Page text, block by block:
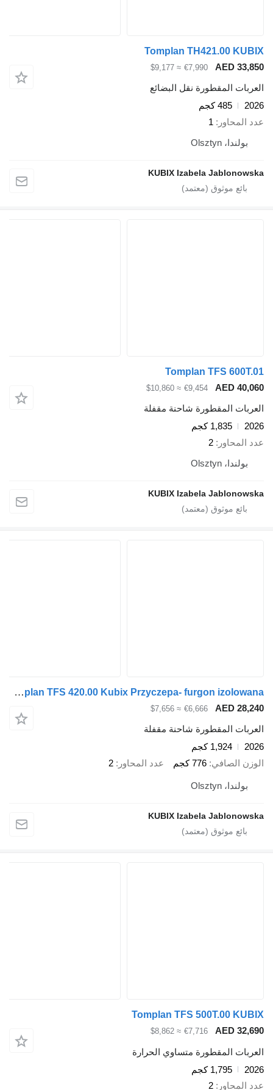
Tomplan TH421.00 KUBIX
AED 33,850
€7,990
≈ $9,177
العربات المقطورة نقل البضائع
2026
485 كجم
عدد المحاور
1
بولندا، Olsztyn
KUBIX Izabela Jablonowska
Tomplan TFS 600T.01
AED 40,060
€9,454
≈ $10,860
العربات المقطورة شاحنة مقفلة
2026
1,835 كجم
عدد المحاور
2
بولندا، Olsztyn
KUBIX Izabela Jablonowska
Tomplan TFS 420.00 Kubix Przyczepa- furgon izolowana
AED 28,240
€6,666
≈ $7,656
العربات المقطورة شاحنة مقفلة
2026
1,924 كجم
الوزن الصافي 776 كجم عدد المحاور 2
بولندا، Olsztyn
KUBIX Izabela Jablonowska
Tomplan TFS 500T.00 KUBIX
AED 32,690
€7,716
≈ $8,862
العربات المقطورة متساوي الحرارة
2026
1,795 كجم
عدد المحاور
2